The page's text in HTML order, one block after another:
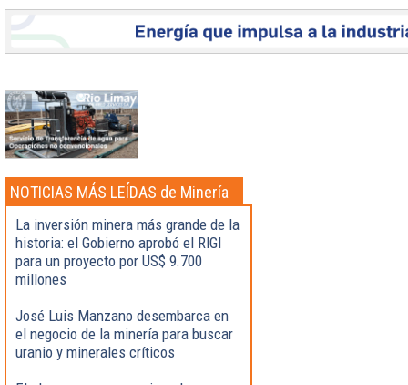
NOTICIAS MÁS LEÍDAS de Minería
La inversión minera más grande de la
historia: el Gobierno aprobó el RIGI
para un proyecto por US$ 9.700
millones
José Luis Manzano desembarca en
el negocio de la minería para buscar
uranio y minerales críticos